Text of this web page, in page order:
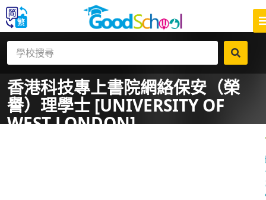
香港科技專上書院網絡保安（榮
譽）理學士 [UNIVERSITY OF
WEST LONDON]